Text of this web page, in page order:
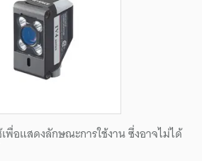
พื่อแสดงลักษณะการใช้งาน ซึ่งอาจไม่ได้